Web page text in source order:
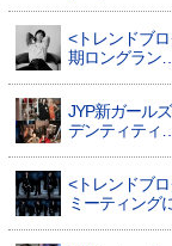
<トレンドブ
期ロングラン
JYP新ガール
デンティティ
<トレンドブ
ミーティング